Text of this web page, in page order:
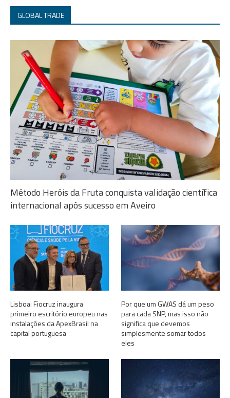
GLOBAL TRADE
Método Heróis da Fruta conquista validação científica
internacional após sucesso em Aveiro
Lisboa: Fiocruz inaugura
primeiro escritório europeu nas
instalações da ApexBrasil na
capital portuguesa
Por que um GWAS dá um peso
para cada SNP, mas isso não
significa que devemos
simplesmente somar todos
eles